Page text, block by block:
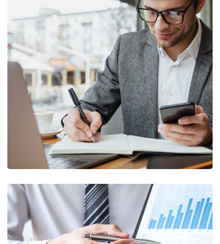
Enterprise Loan
BUSINESS/MARKETING